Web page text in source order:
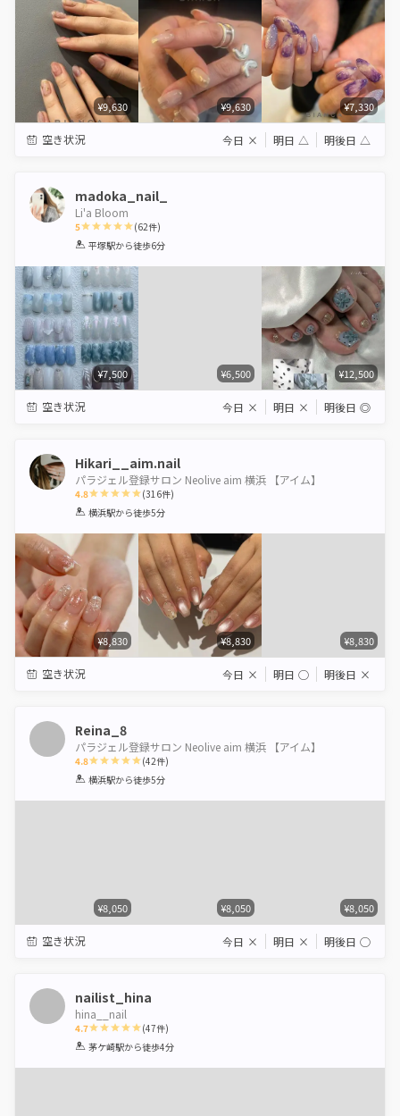
¥9,630 ¥9,630 ¥7,330
空き状況 今日 × 明日 △ 明後日 △
madoka_nail_
Li'a Bloom
5
1 2 3 4 5
(62件)
平塚駅から徒歩6分
¥7,500 ¥6,500 ¥12,500
空き状況 今日 × 明日 × 明後日 ◎
Hikari__aim.nail
パラジェル登録サロン Neolive aim 横浜 【アイム】
4.8
1 2 3 4 5
(316件)
横浜駅から徒歩5分
¥8,830 ¥8,830 ¥8,830
空き状況 今日 × 明日 ◯ 明後日 ×
Reina_8
パラジェル登録サロン Neolive aim 横浜 【アイム】
4.8
1 2 3 4 5
(42件)
横浜駅から徒歩5分
¥8,050 ¥8,050 ¥8,050
空き状況 今日 × 明日 × 明後日 ◯
nailist_hina
hina__nail
4.7
1 2 3 4 5
(47件)
茅ケ崎駅から徒歩4分